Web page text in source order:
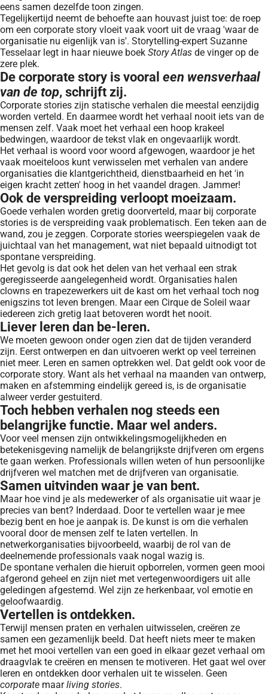
eens samen dezelfde toon zingen.
Tegelijkertijd neemt de behoefte aan houvast juist toe: de roep
om een corporate story vloeit vaak voort uit de vraag 'waar de
organisatie nu eigenlijk van is'. Storytelling-expert Suzanne
Tesselaar legt in haar nieuwe boek Story Atlas de vinger op de
zere plek.
De corporate story is vooral een wensverhaal
van de top, schrijft zij.
Corporate stories zijn statische verhalen die meestal eenzijdig
worden verteld. En daarmee wordt het verhaal nooit iets van de
mensen zelf. Vaak moet het verhaal een hoop krakeel
bedwingen, waardoor de tekst vlak en ongevaarlijk wordt.
Het verhaal is woord voor woord afgewogen, waardoor je het
vaak moeiteloos kunt verwisselen met verhalen van andere
organisaties die klantgerichtheid, dienstbaarheid en het 'in
eigen kracht zetten' hoog in het vaandel dragen. Jammer!
Ook de verspreiding verloopt moeizaam.
Goede verhalen worden gretig doorverteld, maar bij corporate
stories is de verspreiding vaak problematisch. Een teken aan de
wand, zou je zeggen. Corporate stories weerspiegelen vaak de
juichtaal van het management, wat niet bepaald uitnodigt tot
spontane verspreiding.
Het gevolg is dat ook het delen van het verhaal een strak
geregisseerde aangelegenheid wordt. Organisaties halen
clowns en trapezewerkers uit de kast om het verhaal toch nog
enigszins tot leven brengen. Maar een Cirque de Soleil waar
iedereen zich gretig laat betoveren wordt het nooit.
Liever leren dan be-leren.
We moeten gewoon onder ogen zien dat de tijden veranderd
zijn. Eerst ontwerpen en dan uitvoeren werkt op veel terreinen
niet meer. Leren en samen optrekken wel. Dat geldt ook voor de
corporate story. Want als het verhaal na maanden van ontwerp,
maken en afstemming eindelijk gereed is, is de organisatie
alweer verder gestuiterd.
Toch hebben verhalen nog steeds een
belangrijke functie. Maar wel anders.
Voor veel mensen zijn ontwikkelingsmogelijkheden en
betekenisgeving namelijk de belangrijkste drijfveren om ergens
te gaan werken. Professionals willen weten of hun persoonlijke
drijfveren wel matchen met de drijfveren van organisatie.
Samen uitvinden waar je van bent.
Maar hoe vind je als medewerker of als organisatie uit waar je
precies van bent? Inderdaad. Door te vertellen waar je mee
bezig bent en hoe je aanpak is. De kunst is om die verhalen
vooral door de mensen zelf te laten vertellen. In
netwerkorganisaties bijvoorbeeld, waarbij de rol van de
deelnemende professionals vaak nogal wazig is.
De spontane verhalen die hieruit opborrelen, vormen geen mooi
afgerond geheel en zijn niet met vertegenwoordigers uit alle
geledingen afgestemd. Wel zijn ze herkenbaar, vol emotie en
geloofwaardig.
Vertellen is ontdekken.
Terwijl mensen praten en verhalen uitwisselen, creëren ze
samen een gezamenlijk beeld. Dat heeft niets meer te maken
met het mooi vertellen van een goed in elkaar gezet verhaal om
draagvlak te creëren en mensen te motiveren. Het gaat wel over
leren en ontdekken door verhalen uit te wisselen. Geen
corporate maarliving stories.